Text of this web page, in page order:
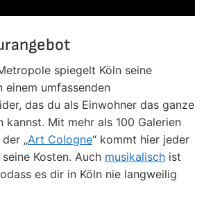
spiegelt Köln seine
umfassenden
das du als Einwohner das ganze
kannst. Mit mehr als 100 Galerien
„Art Cologne“ kommt hier jeder
Kosten. Auch musikalisch ist
es dir in Köln nie langweilig